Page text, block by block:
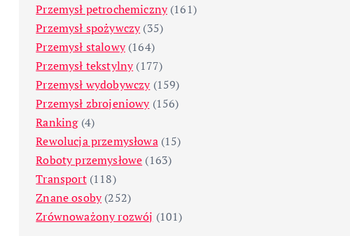
Przemysł petrochemiczny(161)
Przemysł spożywczy(35)
Przemysł stalowy(164)
Przemysł tekstylny(177)
Przemysł wydobywczy(159)
Przemysł zbrojeniowy(156)
Ranking(4)
Rewolucja przemysłowa(15)
Roboty przemysłowe (163)
Transport(118)
Znane osoby(252)
Zrównoważony rozwój (101)